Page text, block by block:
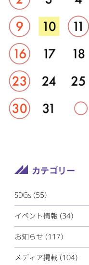
SDGs (55)
イベント情報 (34)
お知らせ (117)
メディア掲載 (104)